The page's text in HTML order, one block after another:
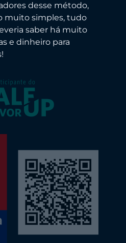
desse método,
muito simples, tudo
saber há muito
e dinheiro para